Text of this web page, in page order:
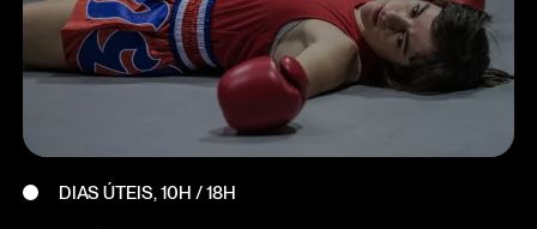
DIAS ÚTEIS, 10H / 18H